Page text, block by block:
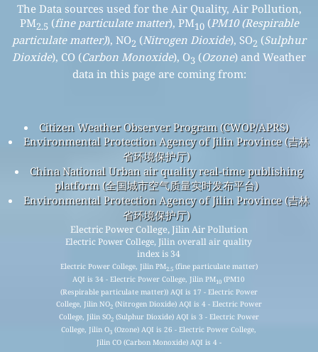
The Data sources used for the Air Quality, Air Pollution,
PM2.5 (fine particulate matter), PM10(PM10 (Respirable
particulate matter)), NO2 (Nitrogen Dioxide), SO2 (Sulphur
Dioxide), CO (Carbon Monoxide), O3 (Ozone) and Weather
data in this page are coming from:
Citizen Weather Observer Program (CWOP/APRS)
Environmental Protection Agency of Jilin Province (吉林
省环境保护厅)
China National Urban air quality real-time publishing
platform (全国城市空气质量实时发布平台)
Environmental Protection Agency of Jilin Province (吉林
省环境保护厅)
Electric Power College, Jilin Air Pollution
Electric Power College, Jilin overall air quality
index is 34
Electric Power College, Jilin PM2.5(fine particulate matter)
AQI is 34 - Electric Power College, Jilin PM10 (PM10
(Respirable particulate matter)) AQI is 17 - Electric Power
College, Jilin NO2(Nitrogen Dioxide) AQI is 4 - Electric Power
College, Jilin SO2(Sulphur Dioxide) AQI is 3 - Electric Power
College, Jilin O3 (Ozone) AQI is 26 - Electric Power College,
Jilin CO (Carbon Monoxide) AQI is 4 -